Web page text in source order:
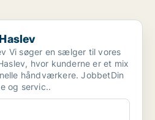
Vi søger en sælger til vores
hvor kunderne er et mix
håndværkere. JobbetDin
og servic..